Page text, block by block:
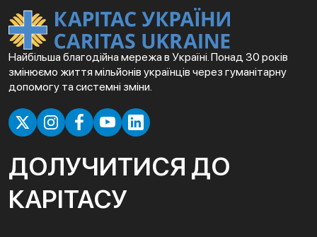
Найбільша благодійна мережа в Україні. Понад 30 років
змінюємо життя мільйонів українців через гуманітарну
допомогу та системні зміни.
ДОЛУЧИТИСЯ ДО
КАРІТАСУ